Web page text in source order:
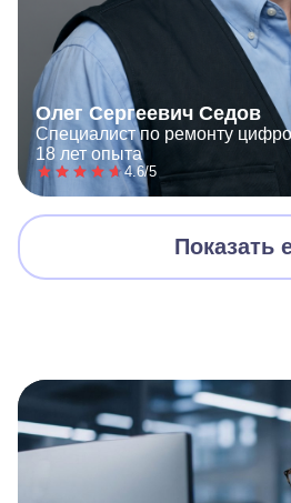
Олег Сергеевич Седов
Специалист по ремонту
18 лет опыта
4.6/5
Показать